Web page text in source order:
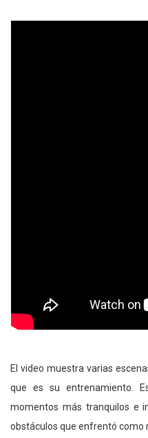
El video muestra varias
que es su entrenamiento.
momentos más tranquilos e
obstáculos que enfrentó como